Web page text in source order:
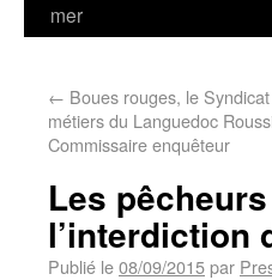
mer
← Boues rouges, le
métiers du Languedoc
Commissaire enquêteur
Les
l’interdiction
Publié le08/09/2015par